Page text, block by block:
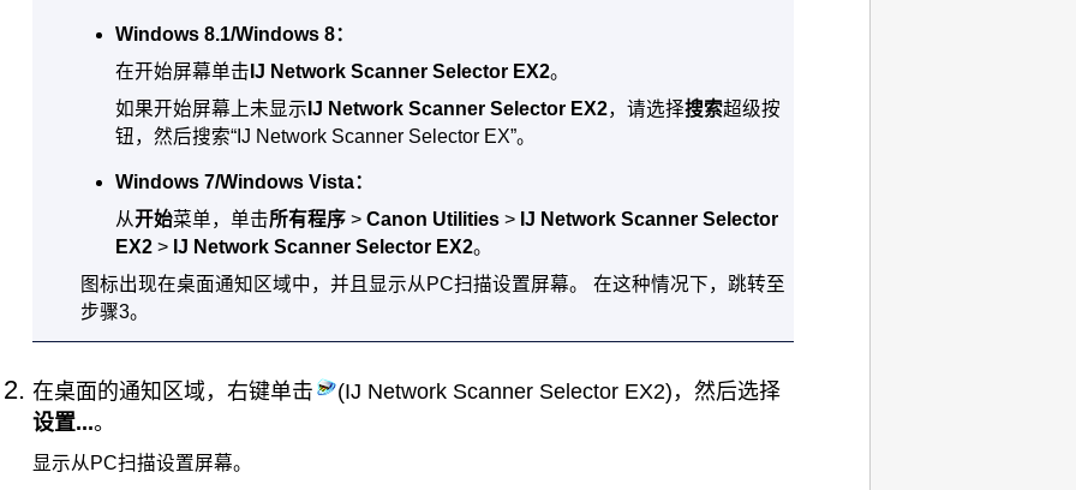
Windows 8.1/Windows 8：
在开始屏幕单击 IJ Network Scanner Selector EX2。
如果开始屏幕上未显示 IJ Network Scanner Selector EX2，请选择搜索超级按
钮，然后搜索“IJ Network Scanner Selector EX”。
Windows 7/Windows Vista：
从开始菜单，单击所有程序> Canon Utilities> IJ Network Scanner Selector
EX2> IJ Network Scanner Selector EX2。
图标出现在桌面通知区域中，并且显示从PC扫描设置屏幕。
在这种情况下，跳转至
步骤3。
在桌面的通知区域，右键单击 (IJ Network Scanner Selector EX2)，然后选择
设置...。
显示从PC扫描设置屏幕。